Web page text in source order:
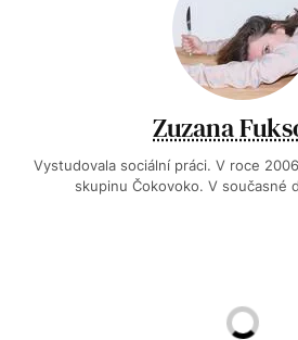
Zuzana
Vystudovala sociální práci. V roce
skupinu Čokovoko. V současné